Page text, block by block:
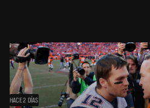
HACE 2 DÍAS